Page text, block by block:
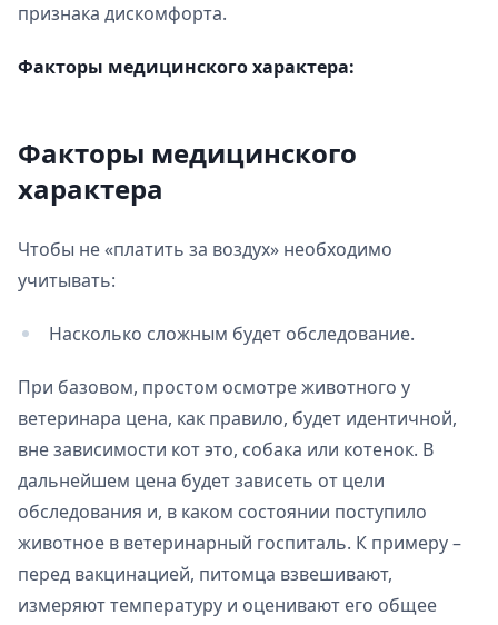
признака дискомфорта.
Факторы медицинского характера:
Факторы медицинского
характера
Чтобы не «платить за воздух» необходимо
учитывать:
Насколько сложным будет обследование.
При базовом, простом осмотре животного у
ветеринара цена, как правило, будет идентичной,
вне зависимости кот это, собака или котенок. В
дальнейшем цена будет зависеть от цели
обследования и, в каком состоянии поступило
животное в ветеринарный госпиталь. К примеру –
перед вакцинацией, питомца взвешивают,
измеряют температуру и оценивают его общее